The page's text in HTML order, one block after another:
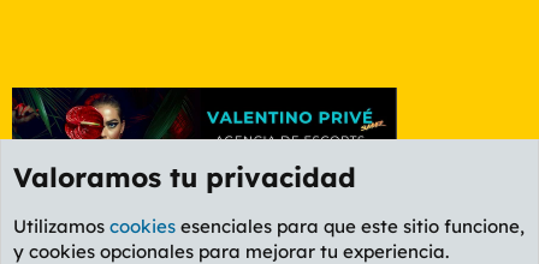
Etiquetas
Valoramos tu privacidad
Utilizamos cookies esenciales para que este sitio funcione,
y cookies opcionales para mejorar tu experiencia.